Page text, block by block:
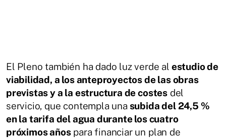
El Pleno también ha dado luz verde al estudio de
viabilidad, a los anteproyectos de las obras
previstas y a la estructura de costesdel
servicio, que contempla una subida del 24,5 %
en la tarifa del agua durante los cuatro
próximos añospara financiar un plan de